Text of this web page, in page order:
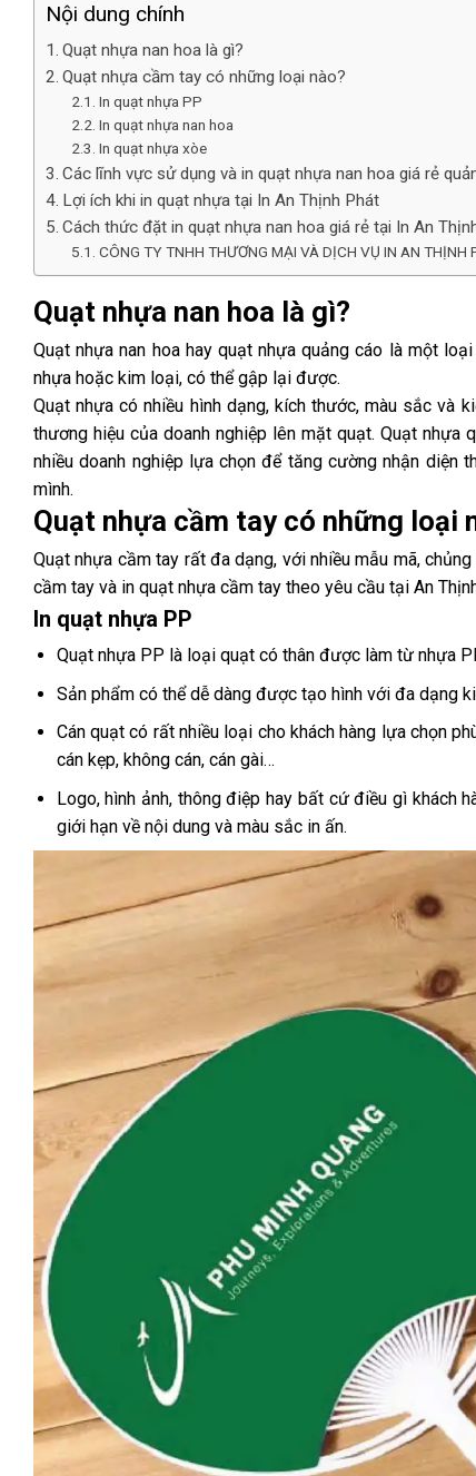
Nội dung chính
Quạt nhựa nan hoa là gì?
Quạt nhựa cầm tay có những loại nào?
In quạt nhựa PP
In quạt nhựa nan hoa
In quạt nhựa xòe
Các lĩnh vực sử dụng và in quạt nhựa nan hoa giá rẻ
Lợi ích khi in quạt nhựa tại In An Thịnh Phát
Cách thức đặt in quạt nhựa nan hoa giá rẻ tại In An
CÔNG TY TNHH THƯƠNG MẠI VÀ DỊCH VỤ IN AN THỊNH
Quạt nhựa nan hoa là gì?
Quạt nhựa nan hoahay quạt nhựa quảng cáo là một
nhựa hoặc kim loại, có thể gập lại được.
Quạt nhựa có nhiều hình dạng, kích thước, màu sắc và
thương hiệu của doanh nghiệp lên mặt quạt. Quạt
nhiều doanh nghiệp lựa chọn để tăng cường nhận diện
mình.
Quạt nhựa cầm tay có những loại
Quạt nhựa cầm tay rất đa dạng, với nhiều mẫu mã,
cầm tay và in quạt nhựa cầm tay theo yêu cầu tại An
In quạt nhựa PP
Quạt nhựa PP là loại quạt có thân được làm từ nhựa
Sản phẩm có thể dễ dàng được tạo hình với đa dạng
Cán quạt có rất nhiều loại cho khách hàng lựa chọn
cán kẹp, không cán, cán gài…
Logo, hình ảnh, thông điệp hay bất cứ điều gì khách
giới hạn về nội dung và màu sắc in ấn.